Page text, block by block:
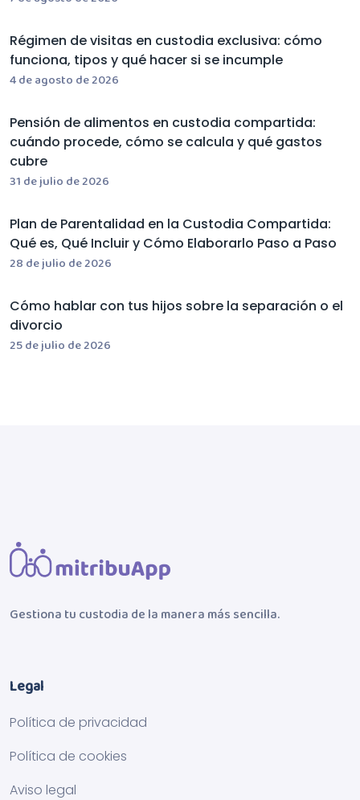
Régimen de visitas en custodia exclusiva: cómo
funciona, tipos y qué hacer si se incumple
4 de agosto de 2026
Pensión de alimentos en custodia compartida:
cuándo procede, cómo se calcula y qué gastos
cubre
31 de julio de 2026
Plan de Parentalidad en la Custodia Compartida:
Qué es, Qué Incluir y Cómo Elaborarlo Paso a Paso
28 de julio de 2026
Cómo hablar con tus hijos sobre la separación o el
divorcio
25 de julio de 2026
Gestiona tu custodia de la manera más sencilla.
Legal
Política de privacidad
Política de cookies
Aviso legal